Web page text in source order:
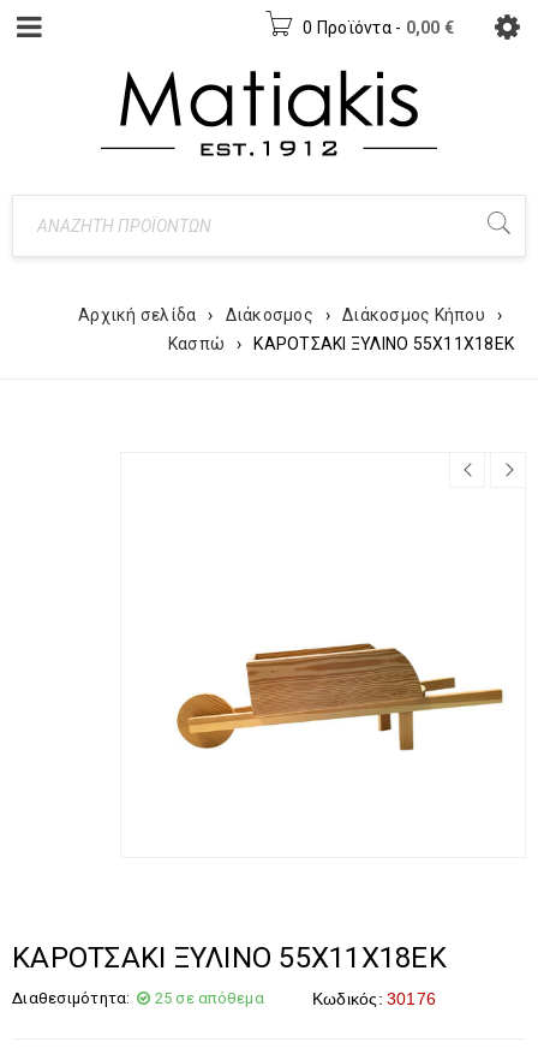
0 Προϊόντα - 0,00 €
Αρχική σελίδα › Διάκοσμος › Διάκοσμος Κήπου
›
Κασπώ
› ΚΑΡΟΤΣΑΚΙ ΞΥΛΙΝΟ 55Χ11Χ18ΕΚ
ΚΑΡΟΤΣΑΚΙ ΞΥΛΙΝΟ 55Χ11Χ18ΕΚ
Διαθεσιμότητα: 25 σε απόθεμα Κωδικός: 30176